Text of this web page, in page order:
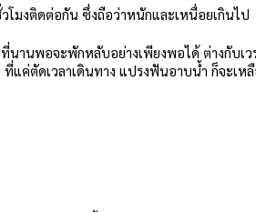
โมงติดต่อกัน ซึ่งถือว่าหนักและเหนื่อยเกินไป
ที่นานพอจะพักหลับอย่างเพียงพอได้ ต่างกับเว
ที่แค่ตัดเวลาเดินทาง แปรงฟันอาบน้ำ ก็จะเห